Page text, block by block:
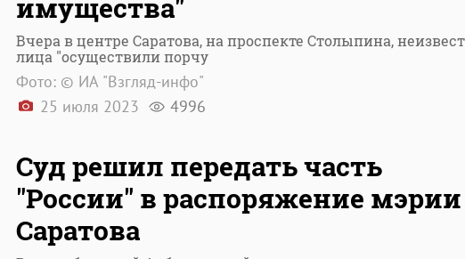
имущества"
Вчера в центре Саратова, на проспекте Столыпина,
лица "осуществили порчу
Фото: © ИА "Взгляд-инфо"
25 июля 2023
4996
Суд решил передать часть
"России" в распоряжение мэрии
Саратова